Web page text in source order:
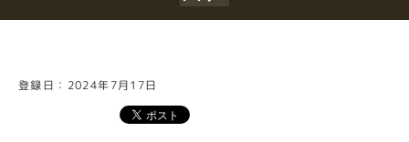
登録日：2024年7月17日